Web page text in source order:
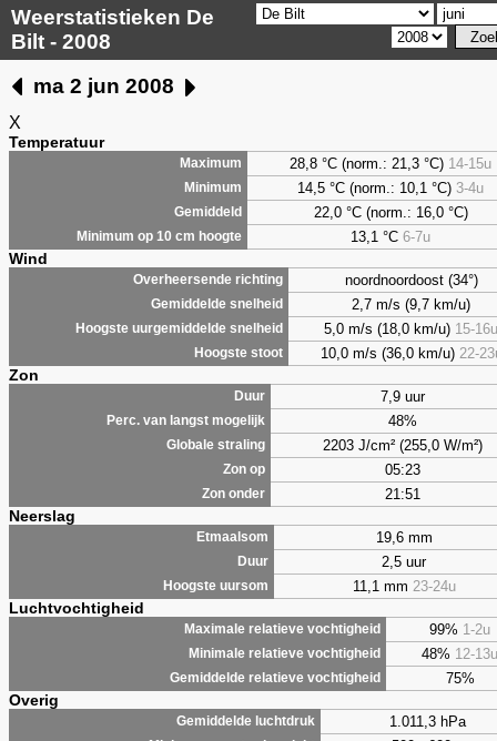
Weerstatistieken De
Bilt - 2008
ma 2 jun 2008
X
Temperatuur
Maximum 28,8 °C (norm.: 21,3 °C) 14-15u
Minimum 14,5 °C (norm.: 10,1 °C) 3-4u
Gemiddeld 22,0 °C (norm.: 16,0 °C)
Minimum op 10 cm hoogte 13,1 °C 6-7u
Wind
Overheersende richting noordnoordoost (34°)
Gemiddelde snelheid 2,7 m/s (9,7 km/u)
Hoogste uurgemiddelde snelheid 5,0 m/s (18,0 km/u) 15-16u
Hoogste stoot 10,0 m/s (36,0 km/u) 22-
Zon
Duur 7,9 uur
Perc. van langst mogelijk 48%
Globale straling 2203 J/cm² (255,0 W/m²)
Zon op 05:23
Zon onder 21:51
Neerslag
Etmaalsom 19,6 mm
Duur 2,5 uur
Hoogste uursom 11,1 mm 23-24u
Luchtvochtigheid
Maximale relatieve vochtigheid 99% 1-2u
Minimale relatieve vochtigheid 48% 12-13u
Gemiddelde relatieve vochtigheid 75%
Overig
Gemiddelde luchtdruk 1.011,3 hPa